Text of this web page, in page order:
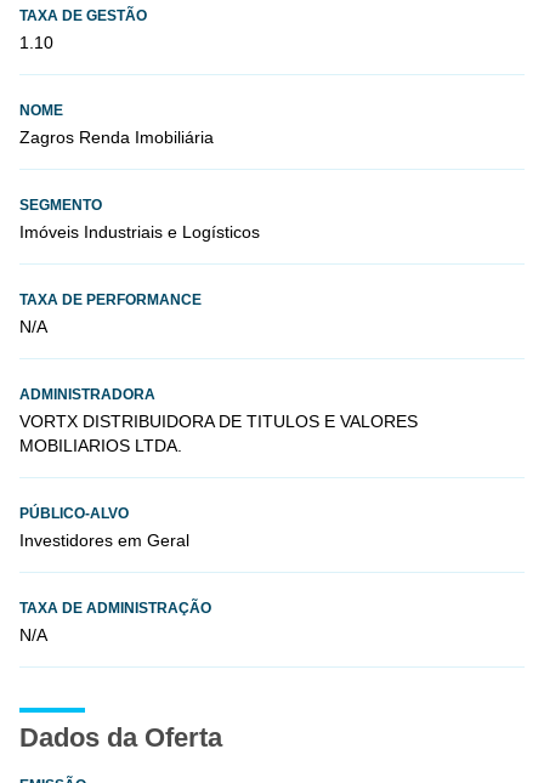
TAXA DE GESTÃO
1.10
NOME
Zagros Renda Imobiliária
SEGMENTO
Imóveis Industriais e Logísticos
TAXA DE PERFORMANCE
N/A
ADMINISTRADORA
VORTX DISTRIBUIDORA DE TITULOS E VALORES
MOBILIARIOS LTDA.
PÚBLICO-ALVO
Investidores em Geral
TAXA DE ADMINISTRAÇÃO
N/A
Dados da Oferta